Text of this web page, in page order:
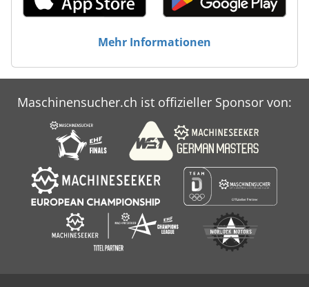
Mehr Informationen
Maschinensucher.ch ist offizieller Sponsor von: